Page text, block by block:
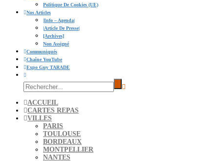
Politique De Cookies (UE)
Nos Articles
|info – Agenda|
|Article De Presse|
[Archives]
Non Assigné
Communiqués
Chaîne YouTube
Expo Guy TARADE
ACCUEIL
CARTES REPAS
VILLES
PARIS
TOULOUSE
BORDEAUX
MONTPELLIER
NANTES